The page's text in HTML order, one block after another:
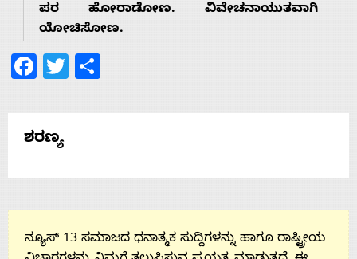
ಪರ ಹೋರಾಡೋಣ. ವಿವೇಚನಾಯುತವಾಗಿ
ಯೋಚಿಸೋಣ.
Facebook
Twitter
ಶರಣ್ಯ
ನ್ಯೂಸ್ 13 ಸಮಾಜದ ಧನಾತ್ಮಕ ಸುದ್ದಿಗಳನ್ನು ಹಾಗೂ ರಾಷ್ಟ್ರೀಯ